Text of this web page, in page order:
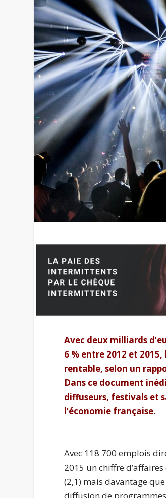
Avec deux milliards
6 % entre 2012 et
rentable, selon un
Dans ce document
diffuseurs, festivals et
l’économie française.
Avec 118 700 emplois
2015 un chiffre
(2,1) mais davantage
diffusion de